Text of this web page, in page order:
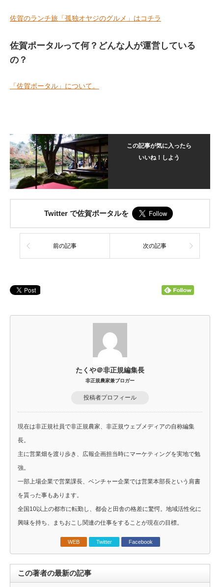
佐賀のランチ旅「孤独オヤジのグルメ」はコチラ
佐賀ポータルって何？どんな人が運営している
の？
「佐賀ポータル」について。
この記事が気に入ったら
いいね！しよう
Twitter で佐賀ポータルを
前の記事 次の記事
たくや＠非正規編集長
非正規農家兼ブロガー
投稿者プロフィール
現在は非正規社員で非正規農家、非正規ウェブメディアの自称編集
長。
主に営業畑を渡り歩き、広報企画担当時にマーケティングを実地で勉
強。
一部上場企業で営業課長、ベンチャー企業では営業本部長という肩書
を貰った事もあります。
全国10以上の都市に転勤し、都会と田舎の格差に驚愕。地域活性化に
興味を持ち、まちおこし関連の仕事をすることが現在の目標。
WEB Twitter Facebook
この著者の最新の記事